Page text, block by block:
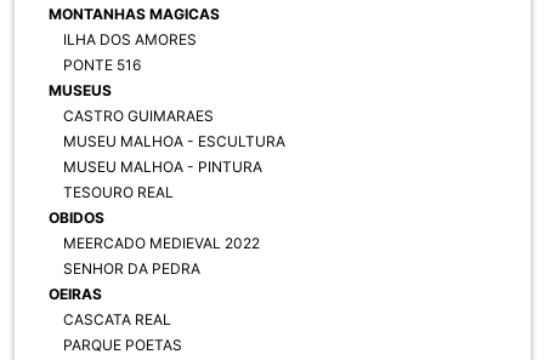
MONTANHAS MAGICAS
ILHA DOS AMORES
PONTE 516
MUSEUS
CASTRO GUIMARAES
MUSEU MALHOA - ESCULTURA
MUSEU MALHOA - PINTURA
TESOURO REAL
OBIDOS
MEERCADO MEDIEVAL 2022
SENHOR DA PEDRA
OEIRAS
CASCATA REAL
PARQUE POETAS